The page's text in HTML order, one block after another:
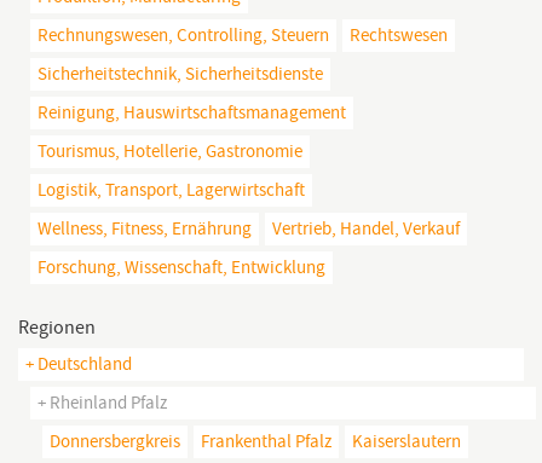
Rechnungswesen, Controlling, Steuern
Rechtswesen
Sicherheitstechnik, Sicherheitsdienste
Reinigung, Hauswirtschaftsmanagement
Tourismus, Hotellerie, Gastronomie
Logistik, Transport, Lagerwirtschaft
Wellness, Fitness, Ernährung
Vertrieb, Handel, Verkauf
Forschung, Wissenschaft, Entwicklung
Regionen
+ Deutschland
+ Rheinland Pfalz
Donnersbergkreis
Frankenthal Pfalz
Kaiserslautern